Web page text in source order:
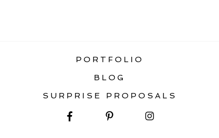
PORTFOLIO
BLOG
SURPRISE PROPOSALS